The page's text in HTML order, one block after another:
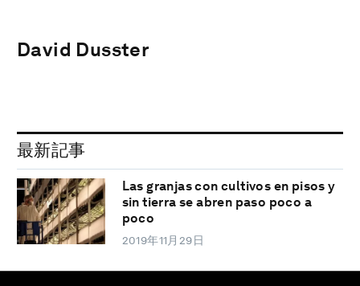
David Dusster
最新記事
Las granjas con cultivos en pisos y
sin tierra se abren paso poco a
poco
2019年11月29日